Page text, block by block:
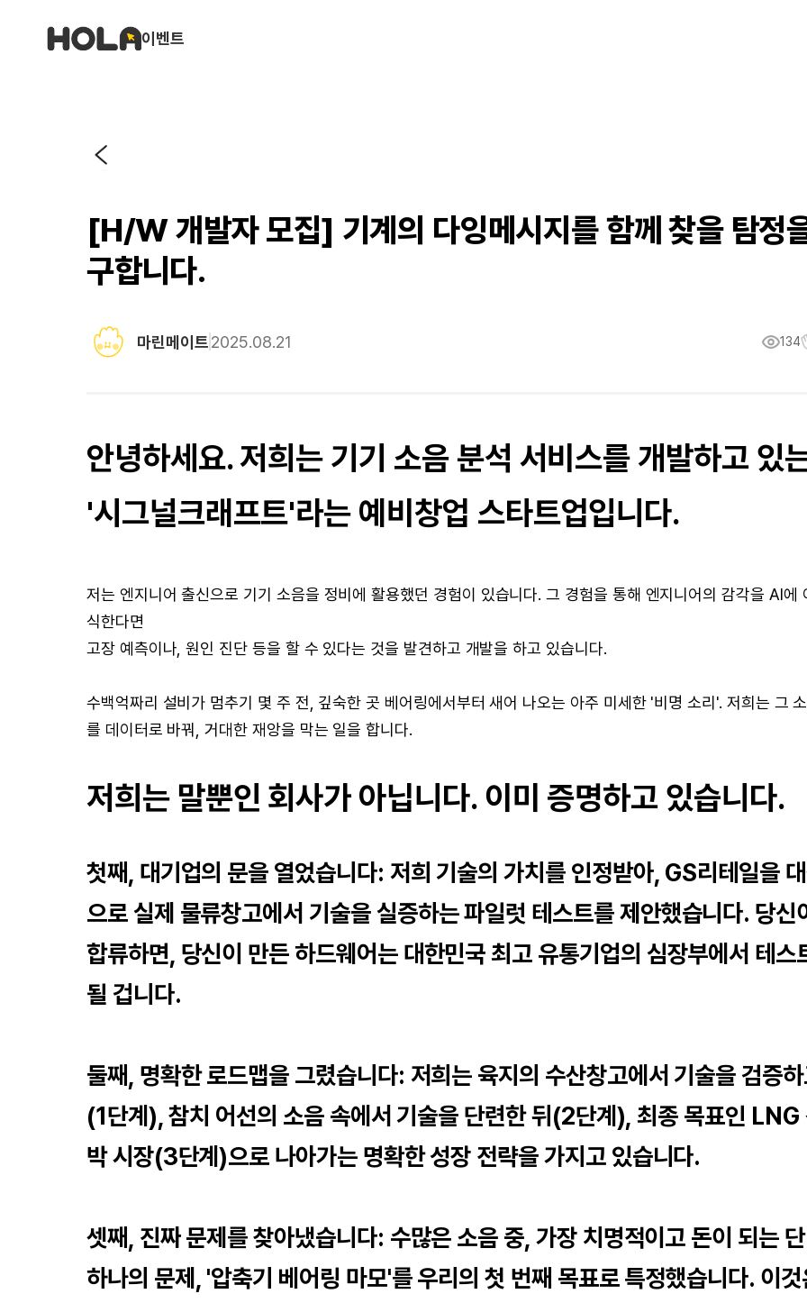
이벤트
[H/W 개발자 모집] 기계의 다잉메시지를 함께 찾을 탐정
구합니다.
마린메이트2025.08.21 134
안녕하세요. 저희는 기기 소음 분석 서비스를 개발하고 있
'시그널크래프트'라는 예비창업 스타트업입니다.
저는 엔지니어 출신으로 기기 소음을 정비에 활용했던 경험이 있습니다. 그 경험을 통해 엔지니어의 감각을 AI에
식한다면
고장 예측이나, 원인 진단 등을 할 수 있다는 것을 발견하고 개발을 하고 있습니다.
수백억짜리 설비가 멈추기 몇 주 전, 깊숙한 곳 베어링에서부터 새어 나오는 아주 미세한 '비명 소리'. 저희는 그
를 데이터로 바꿔, 거대한 재앙을 막는 일을 합니다.
저희는 말뿐인 회사가 아닙니다. 이미 증명하고 있습니다.
첫째, 대기업의 문을 열었습니다: 저희 기술의 가치를 인정받아, GS리테일을
으로 실제 물류창고에서 기술을 실증하는 파일럿 테스트를 제안했습니다. 당신
합류하면, 당신이 만든 하드웨어는 대한민국 최고 유통기업의 심장부에서 테스
될 겁니다.
둘째, 명확한 로드맵을 그렸습니다: 저희는 육지의 수산창고에서 기술을 검증
(1단계), 참치 어선의 소음 속에서 기술을 단련한 뒤(2단계), 최종 목표인 LNG
박 시장(3단계)으로 나아가는 명확한 성장 전략을 가지고 있습니다.
셋째, 진짜 문제를 찾아냈습니다: 수많은 소음 중, 가장 치명적이고 돈이 되는 단
하나의 문제, '압축기 베어링 마모'를 우리의 첫 번째 목표로 특정했습니다. 이